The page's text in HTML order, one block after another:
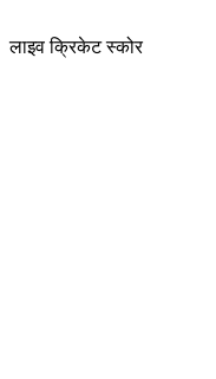
लाइव क्रिकेट स्कोर